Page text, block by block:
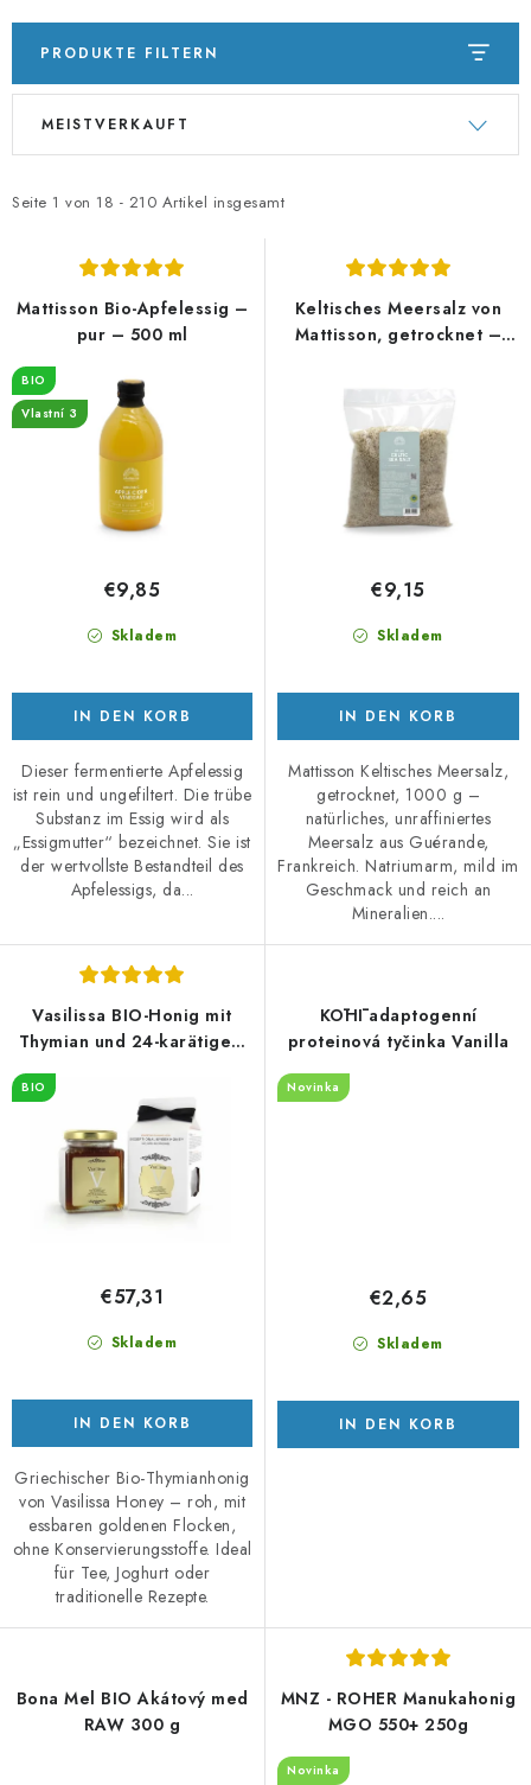
PRODUKTE FILTERN
L
t
e
P
r
o
Seite 1 von 18 - 210 Artikel insgesamt
P
d
t
o
r
t
MEISTVERKAUFT
Mattisson Bio-Apfelessig –
pur – 500 ml
BIO
Vlastní 3
Skladem
€9,85
IN DEN KORB
Dieser fermentierte Apfelessig
ist rein und ungefiltert. Die trübe
Substanz im Essig wird als
„Essigmutter“ bezeichnet. Sie ist
der wertvollste Bestandteil des
Apfelessigs, da...
Keltisches Meersalz von
Mattisson, getrocknet –
Skladem
€9,15
IN DEN KORB
Mattisson Keltisches Meersalz,
getrocknet, 1000 g –
natürliches, unraffiniertes
Meersalz aus Guérande,
Frankreich. Natriumarm, mild im
Geschmack und reich an
Mineralien....
Vasilissa BIO-Honig mit
Thymian und 24-karätigem
essbarem Gold 250 g
BIO
Skladem
€57,31
IN DEN KORB
Griechischer Bio-Thymianhonig
von Vasilissa Honey – roh, mit
essbaren goldenen Flocken,
ohne Konservierungsstoffe. Ideal
für Tee, Joghurt oder
traditionelle Rezepte.
KŌHĪ adaptogenní
proteinová tyčinka Vanilla
Novinka
Skladem
€2,65
IN DEN KORB
Bona Mel BIO Akátový med
RAW 300 g
MNZ - ROHER Manukahonig
MGO 550+ 250g
Novinka